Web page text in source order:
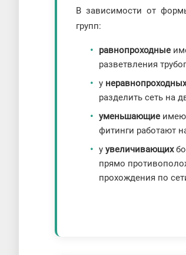
В зависимости от
групп:
равнопроходные
разветвления
у
разделить сеть на
уменьшающие
фитинги работают
уувеличивающих
прямо
прохождения по